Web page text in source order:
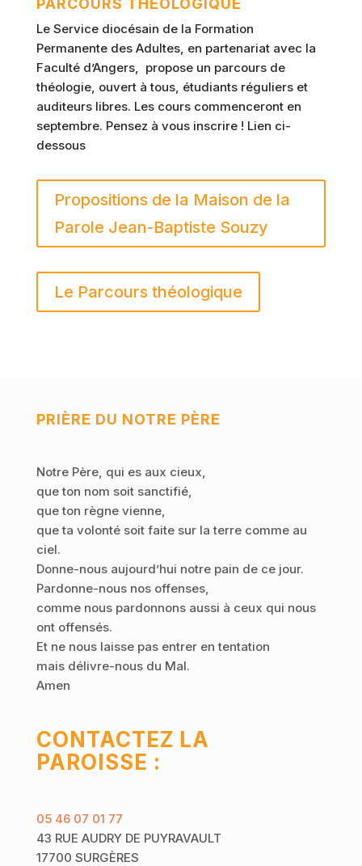
PARCOURS THÉOLOGIQUE
Le Service diocésain de la Formation
Permanente des Adultes, en partenariat avec la
Faculté d’Angers, propose un parcours de
théologie, ouvert à tous, étudiants réguliers et
auditeurs libres. Les cours commenceront en
septembre. Pensez à vous inscrire ! Lien ci-
dessous
Propositions de la Maison de la
Parole Jean-Baptiste Souzy
Le Parcours théologique
PRIÈRE DU NOTRE PÈRE
Notre Père, qui es aux cieux,
que ton nom soit sanctifié,
que ton règne vienne,
que ta volonté soit faite sur la terre comme au
ciel.
Donne-nous aujourd’hui notre pain de ce jour.
Pardonne-nous nos offenses,
comme nous pardonnons aussi à ceux qui nous
ont offensés.
Et ne nous laisse pas entrer en tentation
mais délivre-nous du Mal.
Amen
CONTACTEZ LA
PAROISSE :
05 46 07 01 77
43 RUE AUDRY DE PUYRAVAULT
17700 SURGÈRES